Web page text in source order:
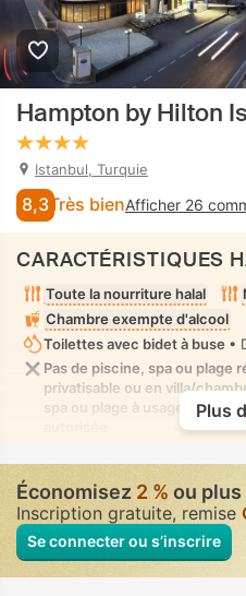
Hampton by Hilton
Istanbul, Turquie
8,3 Très bienAfficher 26
CARACTÉRISTIQUES
Toute la nourriture halal
Chambre exempte d'alcool
Toilettes avec bidet à buse •
Pas de piscine, spa ou plage
privatisable ou en villa/
spa ou plage à usage mixte
Plus
Économisez2 %ou
Inscription gratuite, remise
Se connecter ou s’inscrire